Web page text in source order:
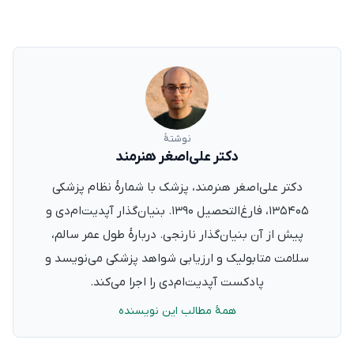
نوشتهٔ
دکتر علی‌اصغر هنرمند
دکتر علی‌اصغر هنرمند، پزشک با شمارهٔ نظام پزشکی
۱۳۵۴۰۵، فارغ‌التحصیل ۱۳۹۰. بنیان‌گذار آپدیت‌ام‌دی و
پیش از آن بنیان‌گذار نارنجی. دربارهٔ طول عمر سالم،
سلامت متابولیک و ارزیابی شواهد پزشکی می‌نویسد و
پادکست آپدیت‌ام‌دی را اجرا می‌کند.
همهٔ مطالب این نویسنده